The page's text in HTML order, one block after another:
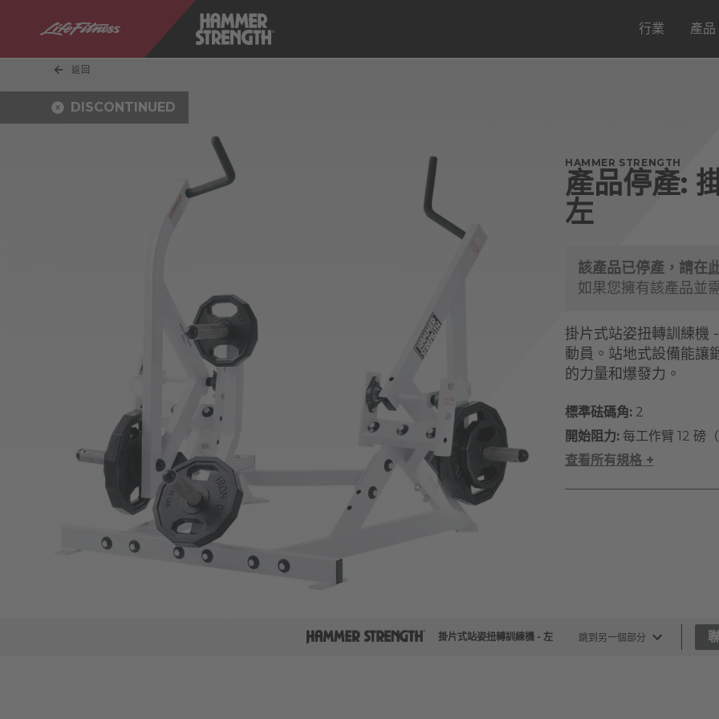
行業 產品
返回
DISCONTINUED
HAMMER STRENGTH
產品停產:
左
該產品已停產，請在
如果您擁有該產品並
掛片式站姿扭轉訓練機
動員。站地式設備能讓
的力量和爆發力。
標準砝碼角: 2
開始阻力: 每工作臂 12 磅
查看所有規格 +
掛片式站姿扭轉訓練機 - 左 跳到另一個部分